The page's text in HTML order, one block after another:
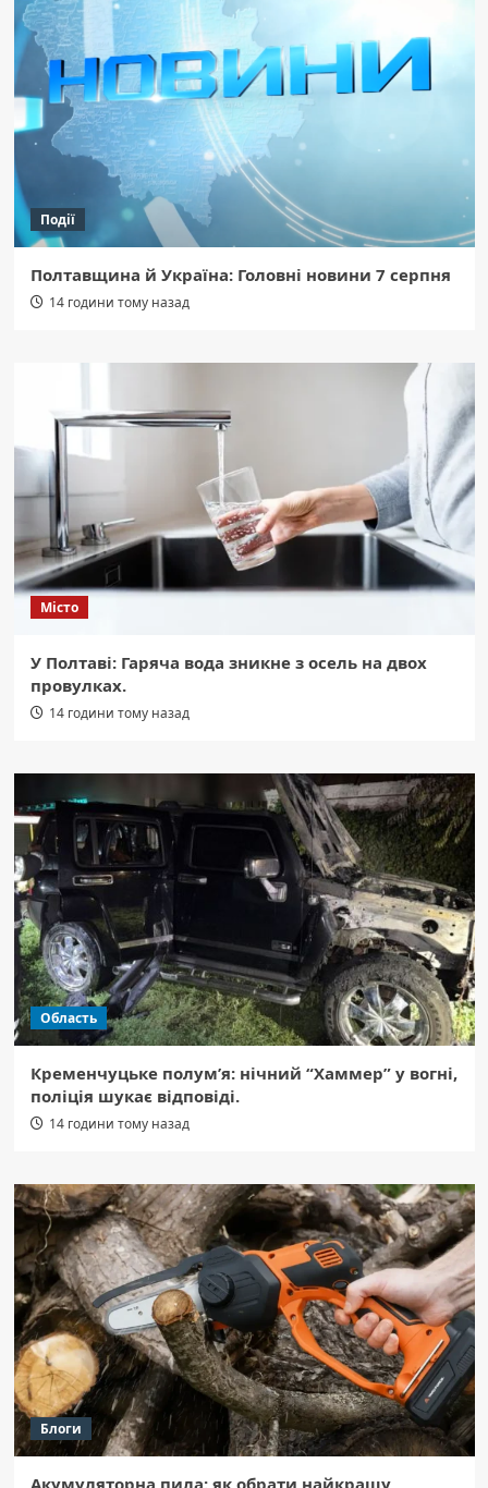
Події
Полтавщина й Україна: Головні новини 7 серпня
14 години тому назад
Місто
У Полтаві: Гаряча вода зникне з осель на двох
провулках.
14 години тому назад
Область
Кременчуцьке полум’я: нічний “Хаммер” у вогні,
поліція шукає відповіді.
14 години тому назад
Блоги
Акумуляторна пила: як обрати найкращу